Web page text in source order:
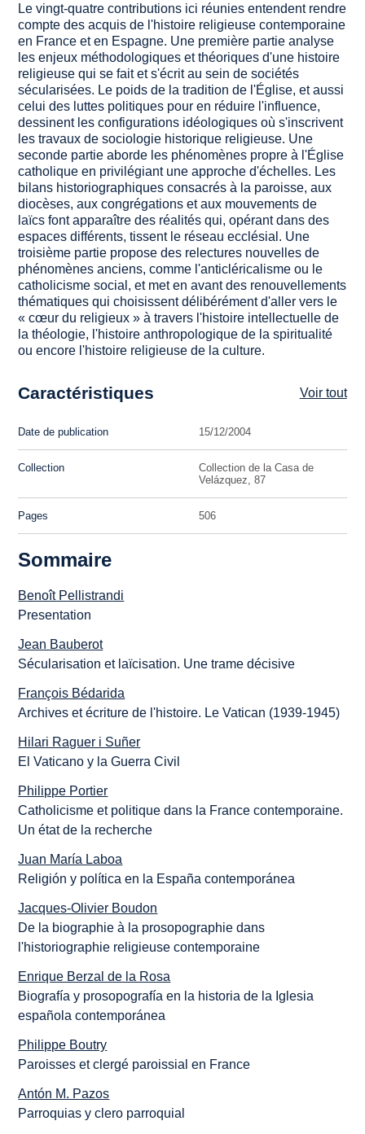
Le vingt-quatre contributions ici réunies entendent rendre
compte des acquis de l'histoire religieuse contemporaine
en France et en Espagne. Une première partie analyse
les enjeux méthodologiques et théoriques d'une histoire
religieuse qui se fait et s'écrit au sein de sociétés
sécularisées. Le poids de la tradition de l'Église, et aussi
celui des luttes politiques pour en réduire l'influence,
dessinent les configurations idéologiques où s'inscrivent
les travaux de sociologie historique religieuse. Une
seconde partie aborde les phénomènes propre à l'Église
catholique en privilégiant une approche d'échelles. Les
bilans historiographiques consacrés à la paroisse, aux
diocèses, aux congrégations et aux mouvements de
laïcs font apparaître des réalités qui, opérant dans des
espaces différents, tissent le réseau ecclésial. Une
troisième partie propose des relectures nouvelles de
phénomènes anciens, comme l'anticléricalisme ou le
catholicisme social, et met en avant des renouvellements
thématiques qui choisissent délibérément d'aller vers le
« cœur du religieux » à travers l'histoire intellectuelle de
la théologie, l'histoire anthropologique de la spiritualité
ou encore l'histoire religieuse de la culture.
Caractéristiques Voir tout
Date de publication 15/12/2004
Collection
Collection de la Casa de
Velázquez, 87
Pages 506
Sommaire
Benoît Pellistrandi
Presentation
Jean Bauberot
Sécularisation et laïcisation. Une trame décisive
François Bédarida
Archives et écriture de l'histoire. Le Vatican (1939-1945)
Hilari Raguer i Suñer
El Vaticano y la Guerra Civil
Philippe Portier
Catholicisme et politique dans la France contemporaine.
Un état de la recherche
Juan María Laboa
Religión y política en la España contemporánea
Jacques-Olivier Boudon
De la biographie à la prosopographie dans
l'historiographie religieuse contemporaine
Enrique Berzal de la Rosa
Biografía y prosopografía en la historia de la Iglesia
española contemporánea
Philippe Boutry
Paroisses et clergé paroissial en France
Antón M. Pazos
Parroquias y clero parroquial